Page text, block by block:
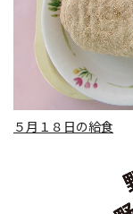
５月１８日の給食